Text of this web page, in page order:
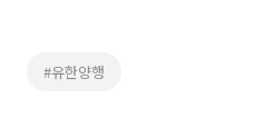
#유한양행